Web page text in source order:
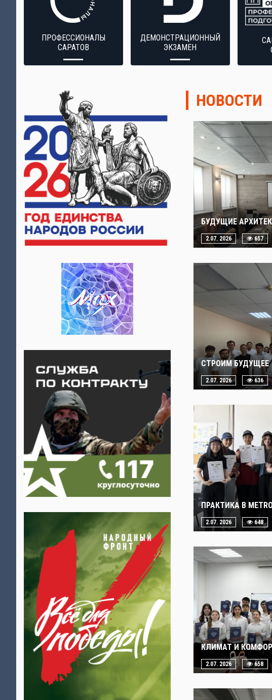
ПРОФЕССИОНАЛЫ
САРАТОВ
ДЕМОНСТРАЦИОННЫЙ
ЭКЗАМЕН
НОВОСТИ
БУДУЩИЕ
2.07. 2026 657
СТРОИМ БУДУЩЕЕ
2.07. 2026 636
ПРАКТИКА В
2.07. 2026 648
КЛИМАТ И
2.07. 2026 658